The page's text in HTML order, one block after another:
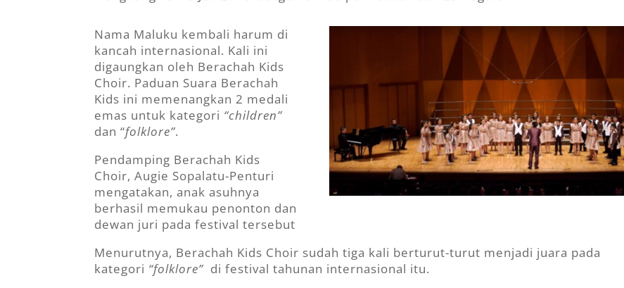
Nama Maluku kembali harum di
kancah internasional. Kali ini
digaungkan oleh Berachah Kids
Choir. Paduan Suara Berachah
Kids ini memenangkan 2 medali
emas untuk kategori “children”
dan “folklore”.
Pendamping Berachah Kids
Choir, Augie Sopalatu-Penturi
mengatakan, anak asuhnya
berhasil memukau penonton dan
dewan juri pada festival tersebut
Menurutnya, Berachah Kids Choir sudah tiga kali berturut-turut menjadi juara pada
kategori “folklore” di festival tahunan internasional itu.